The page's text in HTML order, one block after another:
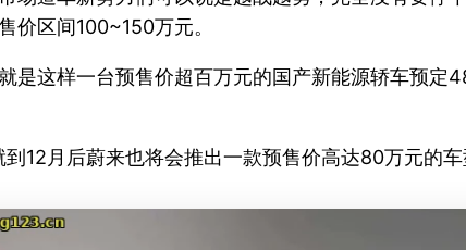
价区间100~150万元。
是这样一台预售价超百万元的国产新能源轿车预
12月后蔚来也将会推出一款预售价高达80万元的